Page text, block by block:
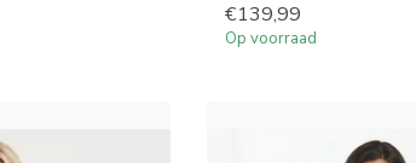
€139,99
Op voorraad